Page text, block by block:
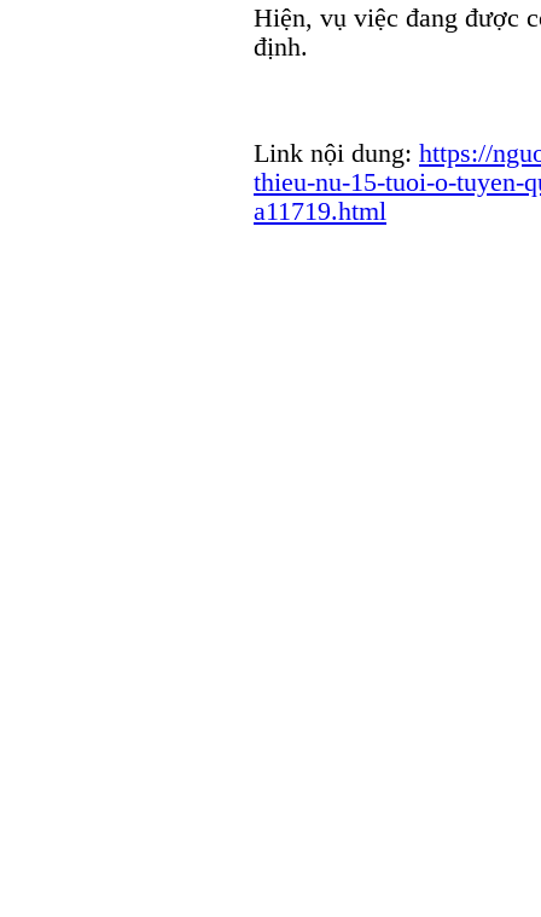
Hiện, vụ việc đang được
định.
Link nội dung: https://
thieu-nu-15-tuoi-o-tuyen-
a11719.html